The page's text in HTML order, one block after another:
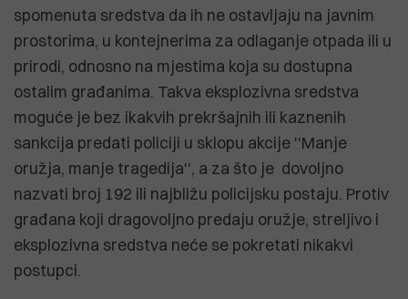
spomenuta sredstva da ih ne ostavljaju na javnim
prostorima, u kontejnerima za odlaganje otpada ili u
prirodi, odnosno na mjestima koja su dostupna
ostalim građanima. Takva eksplozivna sredstva
moguće je bez ikakvih prekršajnih ili kaznenih
sankcija predati policiji u sklopu akcije ''Manje
oružja, manje tragedija'', a za što je dovoljno
nazvati broj 192 ili najbližu policijsku postaju. Protiv
građana koji dragovoljno predaju oružje, streljivo i
eksplozivna sredstva neće se pokretati nikakvi
postupci.